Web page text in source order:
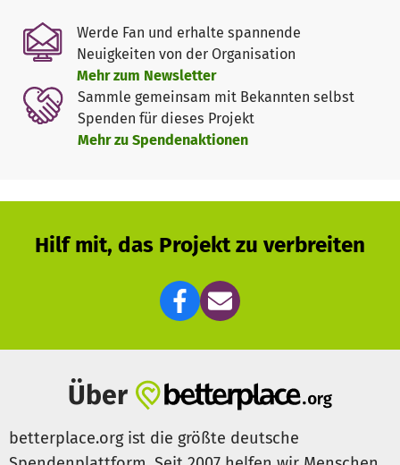
Realisierung
Geplant ist ein dreitägiger Workshop an der Nehring-
Grundschule (Berlin-Charlottenburg), in deren
unmittelbarer Nähe ein Asylwohnheim liegt. Dort und in
der Schule sowie an Zwischenorten (Umgebung) soll in
einer Rallye von den Kindern fotografierend ermittelt
Angestrebte Wirkung
Umgang mit dem Medium Foto, um eine starke
Ausdrucksform jenseits der verbalen Sprache zu
Schritt der Veränderung
Zusammenführen von Kindern aus verschiedenen
Lebenssituationen (Asylwohnheim-/Flüchtlingskinder und
Werde Fan und erhalte spannende
Neuigkeiten von der Organisation
Mehr zum Newsletter
Sammle gemeinsam mit Bekannten selbst
Spenden für dieses Projekt
Mehr zu Spendenaktionen
Hilf mit, das Projekt zu verbreiten
Über
betterplace.org ist die größte deutsche